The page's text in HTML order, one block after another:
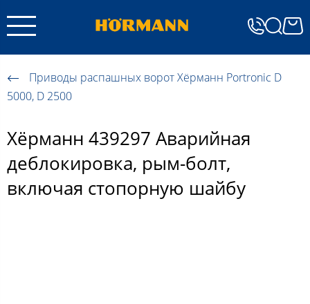
Приводы распашных ворот Хёрманн Portronic D
5000, D 2500
Хёрманн 439297 Аварийная
деблокировка, рым-болт,
включая стопорную шайбу